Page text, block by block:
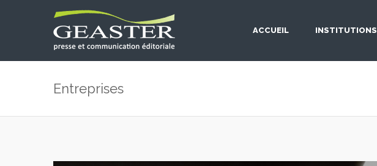
ACCUEIL INSTITUTIONS
Entreprises